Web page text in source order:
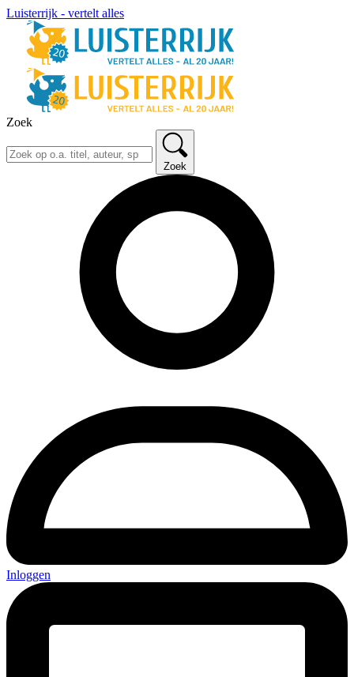
Luisterrijk - vertelt alles
Zoek
Zoek
Inloggen